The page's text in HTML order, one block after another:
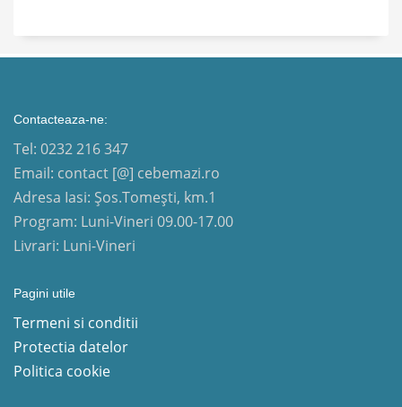
Contacteaza-ne:
Tel: 0232 216 347
Email: contact [@] cebemazi.ro
Adresa Iasi: Șos.Tomești, km.1
Program: Luni-Vineri 09.00-17.00
Livrari: Luni-Vineri
Pagini utile
Termeni si conditii
Protectia datelor
Politica cookie